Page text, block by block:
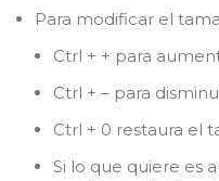
Para modificar el
Ctrl + + para
Ctrl + – para
Ctrl + 0 restaura el
Si lo que quiere es